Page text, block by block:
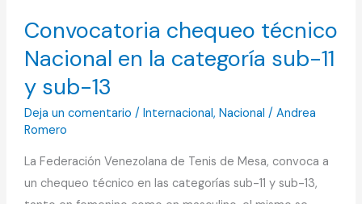
Convocatoria chequeo técnico
Nacional en la categoría sub-11
y sub-13
Deja un comentario / Internacional, Nacional / Andrea
Romero
La Federación Venezolana de Tenis de Mesa, convoca a
un chequeo técnico en las categorías sub-11 y sub-13,
Nacional
en
categoría
sub-
y
sub-